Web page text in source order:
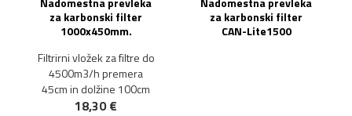
za karbonski filter
1000x450mm.
Filtrirni vložek za filtre do
4500m3/h premera
45cm in dolžine 100cm
18,30 €
za karbonski filter
CAN-Lite1500